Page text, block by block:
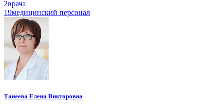
2врача
19медицинский персонал
Танеева Елена Викторовна